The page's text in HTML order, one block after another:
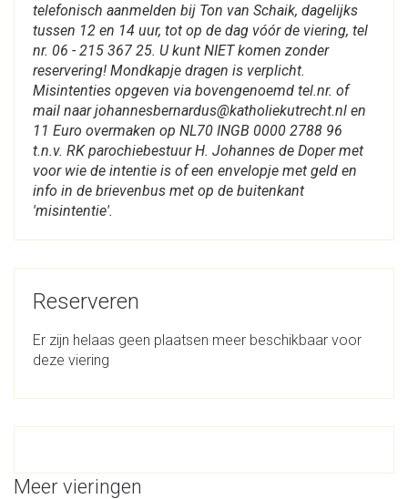
telefonisch aanmelden bij Ton van Schaik, dagelijks
tussen 12 en 14 uur, tot op de dag vóór de viering, tel
nr. 06 - 215 367 25. U kunt NIET komen zonder
reservering! Mondkapje dragen is verplicht.
Misintenties opgeven via bovengenoemd tel.nr. of
mail naar johannesbernardus@katholiekutrecht.nl en
11 Euro overmaken op NL70 INGB 0000 2788 96
t.n.v. RK parochiebestuur H. Johannes de Doper met
voor wie de intentie is of een envelopje met geld en
info in de brievenbus met op de buitenkant
'misintentie'.
Reserveren
Er zijn helaas geen plaatsen meer beschikbaar voor
deze viering
Meer vieringen